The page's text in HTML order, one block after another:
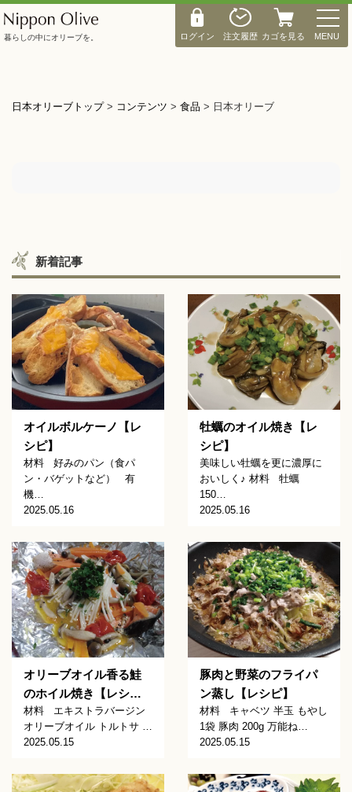
ログイン 注文履歴 カゴを見る
M
E
N
MENU
暮らしの中にオリーブを。
日本オリーブトップ> コンテンツ > 食品 > 日本オリーブ
新着記事
オイルボルケーノ【レ
シピ】
材料 好みのパン（食パ
ン・バゲットなど） 有
機…
2025.05.16
牡蠣のオイル焼き【レ
シピ】
美味しい牡蠣を更に濃厚に
おいしく♪ 材料 牡蠣
150…
2025.05.16
オリーブオイル香る鮭
のホイル焼き【レシ…
材料 エキストラバージン
オリーブオイル トルトサ …
2025.05.15
豚肉と野菜のフライパ
ン蒸し【レシピ】
材料 キャベツ 半玉 もやし
1袋 豚肉 200g 万能ね…
2025.05.15